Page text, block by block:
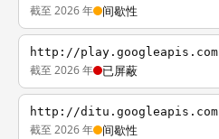
截至 2026 年 间歇性
http://play.googleapis.com
截至 2026 年 已屏蔽
http://ditu.googleapis.com
截至 2026 年 间歇性